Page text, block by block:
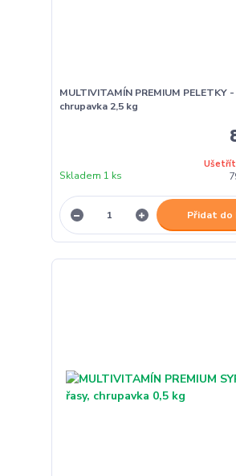
MULTIVITAMÍN PREMIUM PELETKY
chrupavka 2,5 kg
Skladem 1 ks
Přidat do